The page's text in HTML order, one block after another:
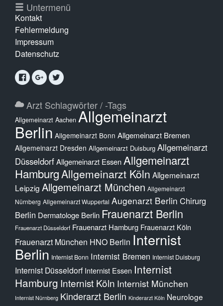
Untermenü
Kontakt
Fehlermeldung
Impressum
Datenschutz
Arzt Schlagwörter / -Tags
Allgemeinarzt Aachen Allgemeinarzt
Berlin Allgemeinarzt Bonn Allgemeinarzt Bremen
Allgemeinarzt Dresden Allgemeinarzt Duisburg Allgemeinarzt
DüsseldorfAllgemeinarzt Essen Allgemeinarzt
HamburgAllgemeinarzt Köln Allgemeinarzt
Leipzig Allgemeinarzt München Allgemeinarzt
Nürnberg Allgemeinarzt Wuppertal Augenarzt Berlin Chirurg
Berlin Dermatologe Berlin Frauenarzt Berlin
Frauenarzt Düsseldorf Frauenarzt Hamburg Frauenarzt Köln
Frauenarzt München HNO Berlin Internist
Berlin Internist Bonn Internist Bremen Internist Duisburg
Internist Düsseldorf Internist Essen Internist
Hamburg Internist Köln Internist München
Internist Nürnberg Kinderarzt Berlin Kinderarzt Köln Neurologe